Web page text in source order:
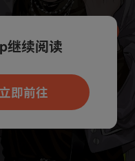
可打开App新用
继续阅读
立即前往